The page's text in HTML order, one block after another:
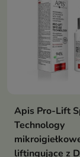
Apis Pro-Lift
Technology
liftingujące z